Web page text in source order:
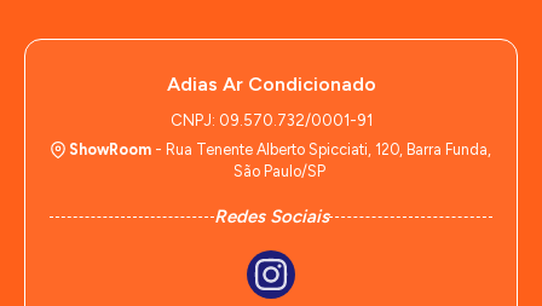
Adias Ar Condicionado
CNPJ: 09.570.732/0001-91
ShowRoom- Rua Tenente Alberto Spicciati, 120, Barra Funda,
São Paulo/SP
Redes Sociais